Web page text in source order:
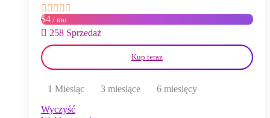
$4 / mo
258 Sprzedaż
Kup teraz
1 Miesiąc 3 miesiące
6 miesięcy
Wyczyść